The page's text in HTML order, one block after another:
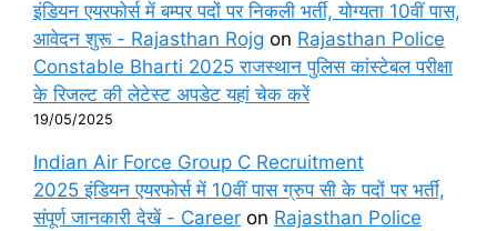
इंडियन एयरफोर्स में बम्पर पदों पर निकली भर्ती, योग्यता 10वीं पास,
आवेदन शुरू - Rajasthan Rojg on Rajasthan Police
Constable Bharti 2025 राजस्थान पुलिस कांस्टेबल परीक्षा
के रिजल्ट की लेटेस्ट अपडेट यहां चेक करें
19/05/2025
Indian Air Force Group C Recruitment
2025 इंडियन एयरफोर्स में 10वीं पास ग्रुप सी के पदों पर भर्ती,
संपूर्ण जानकारी देखें - Career on Rajasthan Police